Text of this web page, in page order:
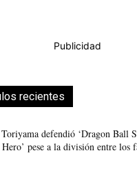
Publicidad
recientes
defendió ‘Dragon Ball
pese a la división entre los